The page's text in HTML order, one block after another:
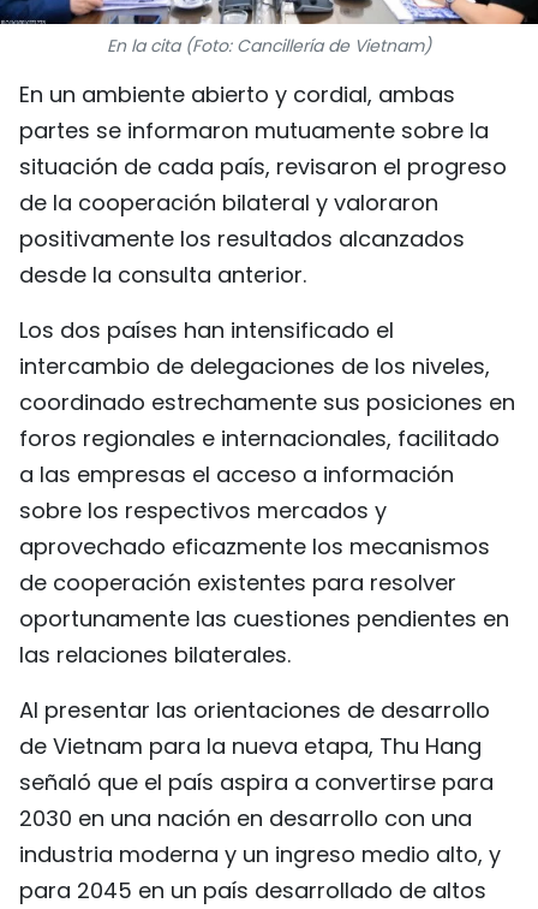
¿QUIÉNES SOMOS?
ENGLISH
中文
FRANÇAIS
En la cita (Foto: Cancillería de Vietnam)
En un ambiente abierto y cordial, ambas
partes se informaron mutuamente sobre la
situación de cada país, revisaron el progreso
de la cooperación bilateral y valoraron
positivamente los resultados alcanzados
desde la consulta anterior.
Los dos países han intensificado el
intercambio de delegaciones de los niveles,
coordinado estrechamente sus posiciones en
foros regionales e internacionales, facilitado
a las empresas el acceso a información
sobre los respectivos mercados y
aprovechado eficazmente los mecanismos
de cooperación existentes para resolver
oportunamente las cuestiones pendientes en
las relaciones bilaterales.
Al presentar las orientaciones de desarrollo
de Vietnam para la nueva etapa, Thu Hang
señaló que el país aspira a convertirse para
2030 en una nación en desarrollo con una
industria moderna y un ingreso medio alto, y
para 2045 en un país desarrollado de altos